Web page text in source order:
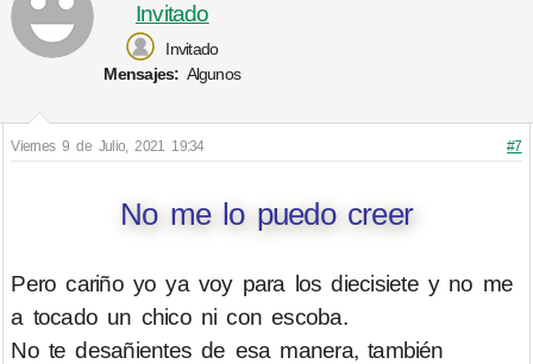
Invitado
Invitado
Mensajes: Algunos
Viernes 9 de Julio, 2021 19:34 #7
No me lo puedo creer
Pero cariño yo ya voy para los diecisiete y no me
a tocado un chico ni con escoba.
No te desañientes de esa manera, también